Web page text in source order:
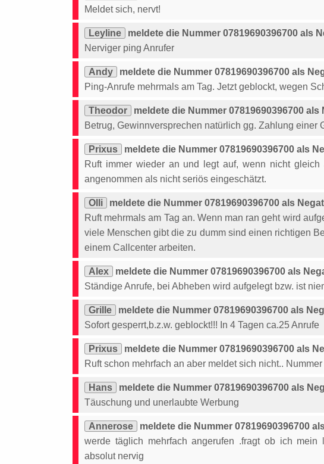
Meldet sich, nervt!
Leyline
meldete die Nummer 07819690396700 als
Nerviger ping Anrufer
Andy
meldete die Nummer 07819690396700 als
Ping-Anrufe mehrmals am Tag. Jetzt geblockt, wegen
Theodor
meldete die Nummer 07819690396700 als
Betrug, Gewinnversprechen natürlich gg. Zahlung einer
Prixus
meldete die Nummer 07819690396700 als
Ruft immer wieder an und legt auf, wenn nicht
angenommen als nicht seriös eingeschätzt.
Olli
meldete die Nummer 07819690396700 als
Ruft mehrmals am Tag an. Wenn man ran geht wird
viele Menschen gibt die zu dumm sind einen richtigen
einem Callcenter arbeiten.
Alex
meldete die Nummer 07819690396700 als
Ständige Anrufe, bei Abheben wird aufgelegt bzw. ist
Grille
meldete die Nummer 07819690396700 als
Sofort gesperrt,b.z.w. geblockt!!! In 4 Tagen ca.25 Anrufe
Prixus
meldete die Nummer 07819690396700 als
Ruft schon mehrfach an aber meldet sich nicht..
Hans
meldete die Nummer 07819690396700 als
Täuschung und unerlaubte Werbung
Annerose
meldete die Nummer 07819690396700
werde täglich mehrfach angerufen .fragt ob ich
absolut nervig